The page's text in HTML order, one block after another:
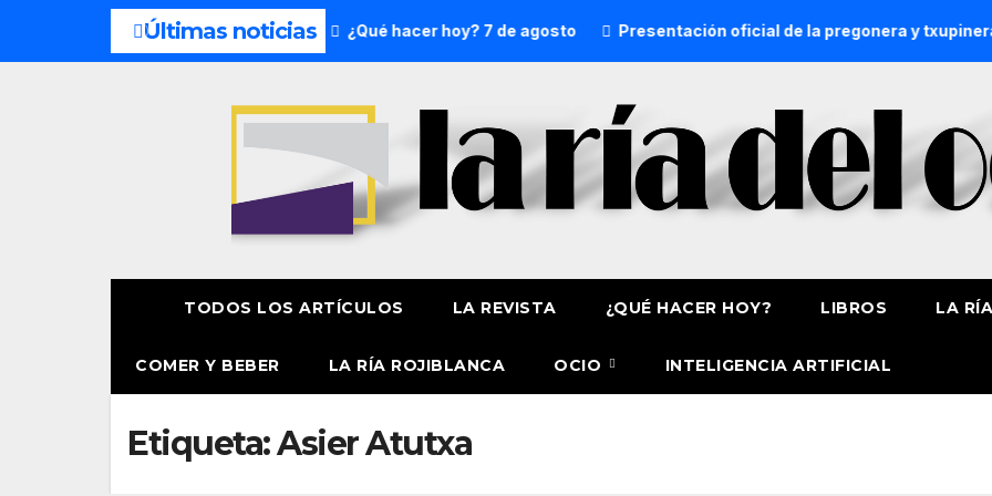
Últimas noticias
del fin de semana: 8 y 9 de agosto ¿Qué hacer hoy? 7 de agosto Presentación oficial de la pregonera y txupinera
TODOS LOS ARTÍCULOS LA REVISTA ¿QUÉ HACER HOY? LIBROS LA
COMER Y BEBER LA RÍA ROJIBLANCA OCIO INTELIGENCIA ARTIFICIAL
Etiqueta:Asier Atutxa